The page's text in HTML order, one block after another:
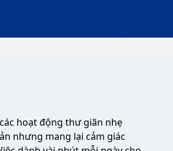
hoạt động thư giãn nhẹ
nhưng mang lại cảm giác